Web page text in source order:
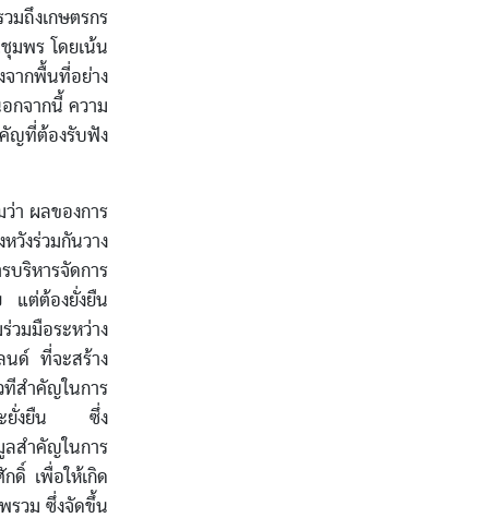
มถึงเกษตรกร
มพร โดยเน้น
ากพื้นที่อย่าง
กจากนี้ ความ
คัญที่ต้องรับฟัง
า ผลของการ
วังร่วมกันวาง
บริหารจัดการ
แต่ต้องยั่งยืน
มมือระหว่าง
นด์ ที่จะสร้าง
สำคัญในการ
และยั่งยืน ซึ่ง
สำคัญในการ
ดิ์ เพื่อให้เกิด
รวม ซึ่งจัดขึ้น